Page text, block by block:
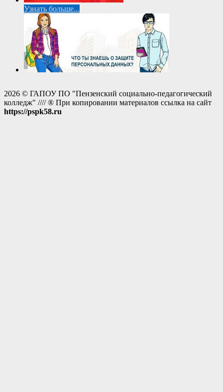
Узнать больше...
2026 © ГАПОУ ПО "Пензенский социально-педагогический
колледж" //// ® При копировании материалов ссылка на сайт
https://pspk58.ru